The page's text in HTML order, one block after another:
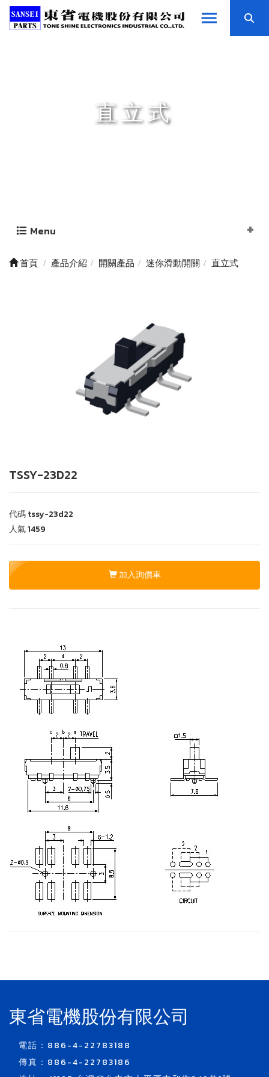
直立式
Menu
首頁 產品介紹 開關產品 迷你滑動開關 直立式
TSSY-23D22
代碼tssy-23d22
人氣1459
加入詢價車
東省電機股份有限公司
電話：886-4-22783188
傳真：886-4-22783186